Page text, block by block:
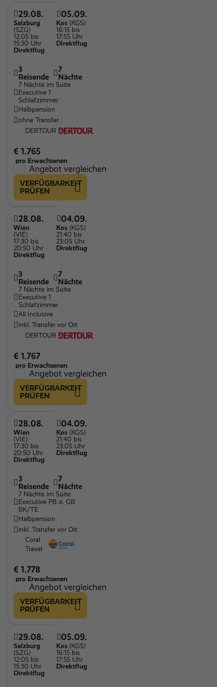
29.08.
Salzburg
(SZG)
12:05 bis
15:30 Uhr
Direktflug
05.09.
Kos (KGS)
16:15 bis
17:55 Uhr
Direktflug
3
Reisende
7
Nächte
7 Nächte im Suite
Executive 1
Schlafzimmer
Halbpension
ohne Transfer
DERTOUR
€ 1.765
pro Erwachsenen
Angebot vergleichen
VERFÜGBARKEIT
PRÜFEN
28.08.
Wien
(VIE)
17:30 bis
20:50 Uhr
Direktflug
04.09.
Kos (KGS)
21:40 bis
23:05 Uhr
Direktflug
3
Reisende
7
Nächte
7 Nächte im Suite
Executive 1
Schlafzimmer
All Inclusive
inkl. Transfer vor Ort
DERTOUR
€ 1.767
pro Erwachsenen
Angebot vergleichen
VERFÜGBARKEIT
PRÜFEN
28.08.
Wien
(VIE)
17:30 bis
20:50 Uhr
Direktflug
04.09.
Kos (KGS)
21:40 bis
23:05 Uhr
Direktflug
3
Reisende
7
Nächte
7 Nächte im Suite
Executive PB o. GB
BK/TE
Halbpension
inkl. Transfer vor Ort
Coral
Travel
€ 1.778
pro Erwachsenen
Angebot vergleichen
VERFÜGBARKEIT
PRÜFEN
29.08.
Salzburg
(SZG)
12:05 bis
15:30 Uhr
Direktflug
05.09.
Kos (KGS)
16:15 bis
17:55 Uhr
Direktflug